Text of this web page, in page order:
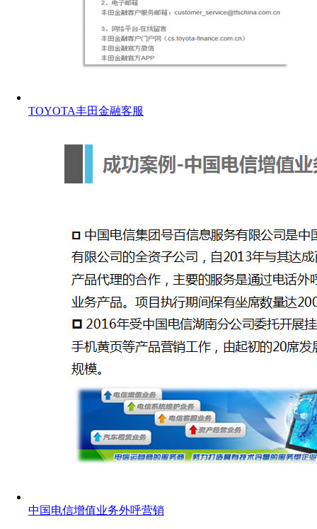
TOYOTA丰田金融客服
中国电信增值业务外呼营销